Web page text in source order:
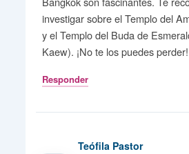
investigar sobre el Templo del
y el Templo del Buda de
Kaew). ¡No te los puedes perder!
Responder
Teófila Pastor